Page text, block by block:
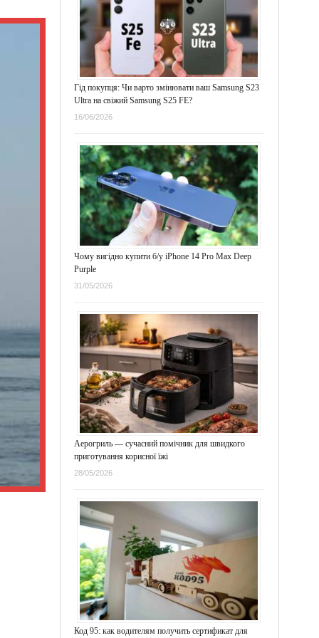
Гід покупця: Чи варто змінювати ваш Samsung S23
Ultra на свіжий Samsung S25 FE?
16/06/2026
Чому вигідно купити б/у iPhone 14 Pro Max Deep
Purple
31/05/2026
Аерогриль — сучасний помічник для швидкого
приготування корисної їжі
28/05/2026
Код 95: как водителям получить сертификат для